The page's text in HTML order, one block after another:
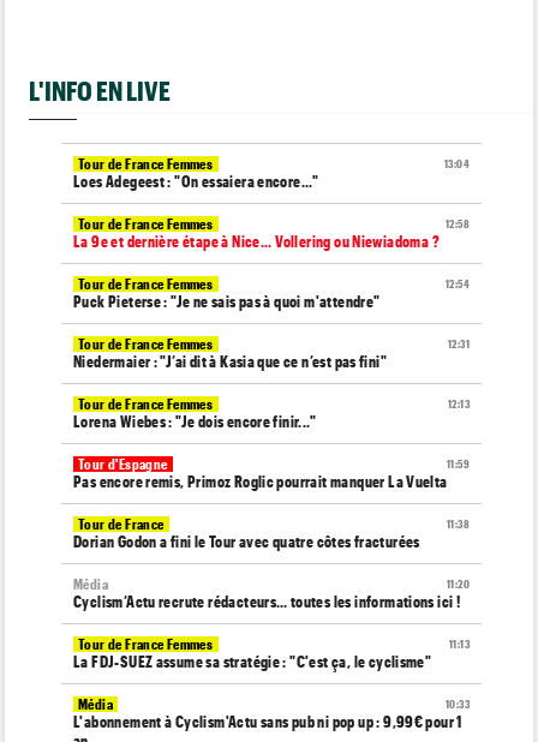
L'INFO EN LIVE
13:04
Tour de France Femmes
Loes Adegeest : "On essaiera encore..."
12:58
Tour de France Femmes
La 9e et dernière étape à Nice... Vollering ou Niewiadoma ?
12:54
Tour de France Femmes
Puck Pieterse : "Je ne sais pas à quoi m'attendre"
12:31
Tour de France Femmes
Niedermaier : "J’ai dit à Kasia que ce n’est pas fini"
12:13
Tour de France Femmes
Lorena Wiebes : "Je dois encore finir..."
11:59
Tour d'Espagne
Pas encore remis, Primoz Roglic pourrait manquer La Vuelta
11:38
Tour de France
Dorian Godon a fini le Tour avec quatre côtes fracturées
11:20
Média
Cyclism’Actu recrute rédacteurs… toutes les informations ici !
11:13
Tour de France Femmes
La FDJ-SUEZ assume sa stratégie : "C'est ça, le cyclisme"
10:33
Média
L'abonnement à Cyclism'Actu sans pub ni pop up : 9,99€ pour 1